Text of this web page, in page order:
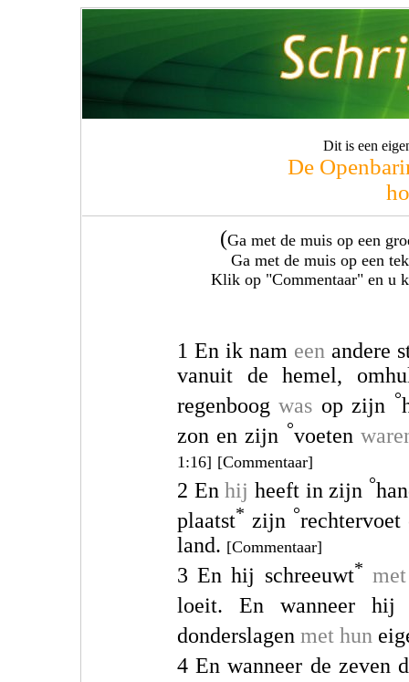
Dit is een
De
(Ga met de muis op een
Ga met de muis op een
Klik op "Commentaar" en u
1 En ik nam een andere
vanuit de hemel,
regenboogwas op zijn °
zon en zijn °voeten
1:16] [Commentaar]
2 Enhij heeft in zijn °
plaatst* zijn °
land. [Commentaar]
3 En hij schreeuwt*
loeit. En wanneer hij
donderslagen met hun
4 En wanneer de zeven